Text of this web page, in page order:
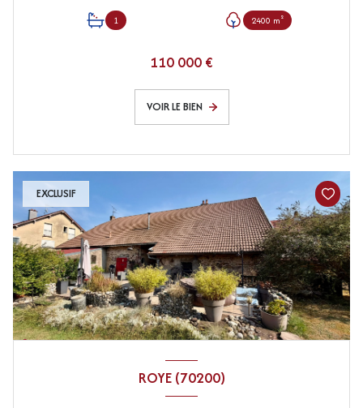
1 2400 m²
110 000 €
VOIR LE BIEN
EXCLUSIF
ROYE (70200)